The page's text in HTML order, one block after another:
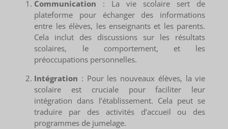
Communication
: La vie scolaire sert de
plateforme pour échanger des informations
entre les élèves, les enseignants et les parents.
Cela inclut des discussions sur les résultats
scolaires, le comportement, et les
préoccupations personnelles.
Intégration : Pour les nouveaux élèves, la vie
scolaire est cruciale pour faciliter leur
intégration dans l’établissement. Cela peut se
traduire par des activités d’accueil ou des
programmes de jumelage.